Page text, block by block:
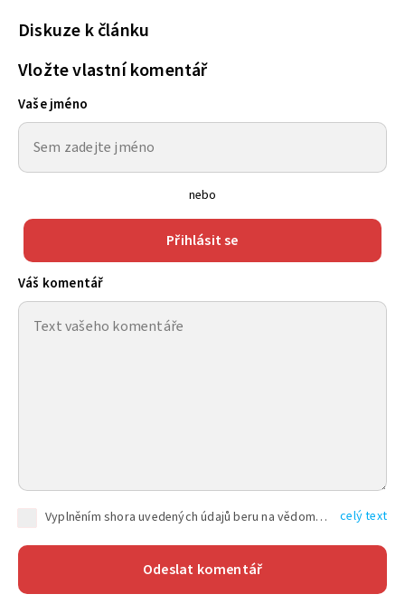
Diskuze k článku
Vložte vlastní komentář
Vaše jméno
nebo
Přihlásit se
Váš komentář
Vyplněním shora uvedených údajů beru na vědomí, že společnost TEXT FACTORY s.r.o., sídlem Brno, Durďákova 336/29, Černá Pole, PSČ: 613 00, IČ: 06157831, zapsané u Krajského soudu v Brně, oddíl C, vložka 100399, bude zpracovávat mé osobní údaje uvedené v rámci mnou vyplněného registračního formuláře na základě oprávněných zájmů TEXT FACTORY s.r.o. dle čl. 6 odst. 1 písm. f) GDPR a pro splnění právních povinností (čl. 6 odst. 1 písm. c) GDPR), a to pro tyto účely: nezbytnost zajistit oprávnění návštěvníka webových stránek provozovaných společností TEXT FACTORY s.r.o. přispívat aktivně ke zveřejněným článkům nebo v rámci diskusních fór a výkon práv TEXT FACTORY s.r.o. jako administrátora těchto diskusních fór. Více informací o zpracování osobních údajů a právech lze nalézt v celý text